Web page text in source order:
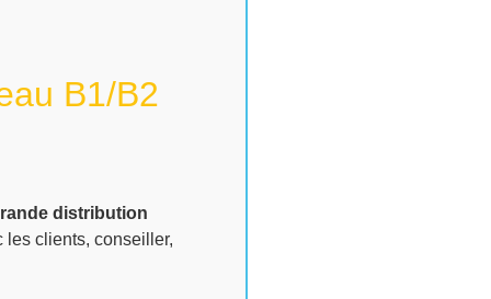
B1/B2
distribution
clients, conseiller,